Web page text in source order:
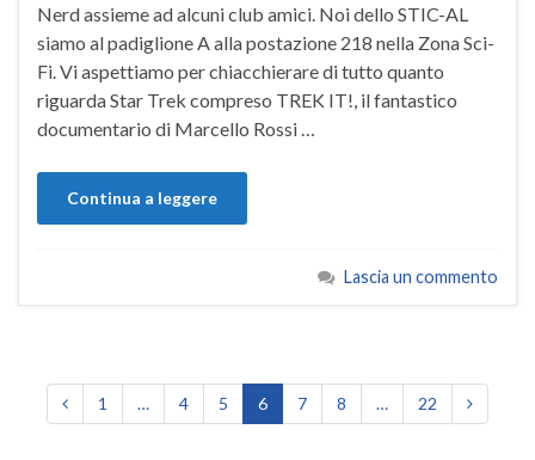
Nerd assieme ad alcuni club amici. Noi dello STIC-AL
siamo al padiglione A alla postazione 218 nella Zona Sci-
Fi. Vi aspettiamo per chiacchierare di tutto quanto
riguarda Star Trek compreso TREK IT!, il fantastico
documentario di Marcello Rossi …
Continua a leggere
Lascia un commento
1 … 4 5 6 7 8 … 22